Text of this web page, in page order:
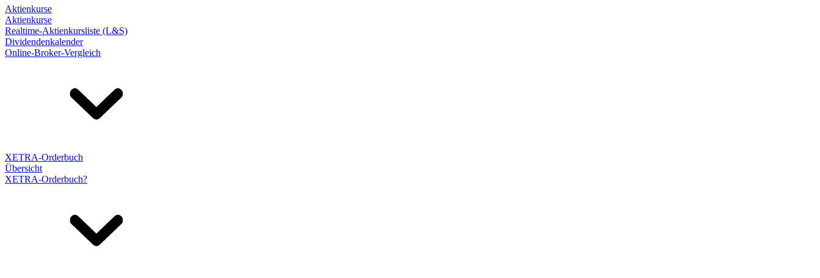
Aktienkurse
Aktienkurse
Realtime-Aktienkursliste (L&S)
Dividendenkalender
Online-Broker-Vergleich
XETRA-Orderbuch
Übersicht
XETRA-Orderbuch?